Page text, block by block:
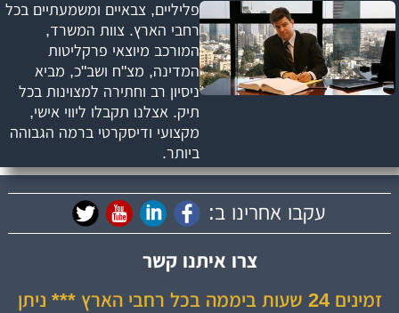
פליליים, צבאיים ומשמעתיים בכל
רחבי הארץ. צוות המשרד,
המורכב מיוצאי פרקליטות
המדינה, מצ"ח ושב"כ, מביא
ניסיון רב וחתירה למצוינות בכל
תיק. אצלנו תקבלו ליווי אישי,
מקצועי ודיסקרטי ברמה הגבוהה
ביותר.
עקבו אחרינו ב:
צרו איתנו קשר
זמינים 24 שעות ביממה בכל רחבי הארץ *** ניתן